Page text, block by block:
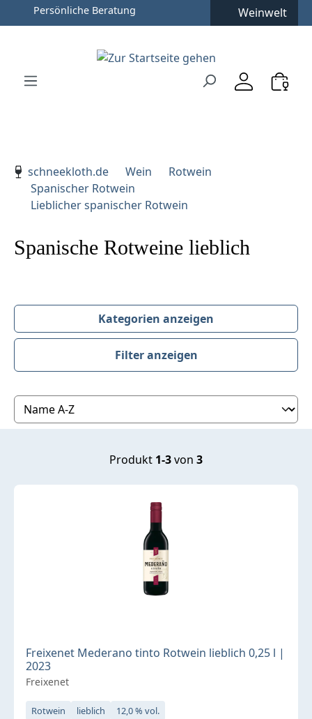
Zum Hauptinhalt springen
Zur Hauptnavigation springen
Persönliche Beratung Weinwelt
schneekloth.de
Wein
Rotwein
Spanischer Rotwein
Lieblicher spanischer Rotwein
Spanische Rotweine lieblich
Kategorien anzeigen
Filter anzeigen
Produktübersicht
Produkt 1-3von 3
Freixenet Mederano tinto Rotwein lieblich 0,25 l |
2023
Freixenet
Rotwein lieblich 12,0 % vol.